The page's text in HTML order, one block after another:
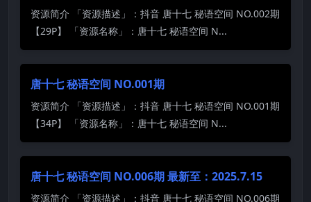
资源简介 「资源描述」：抖音 唐十七 秘语空间 NO.002期
【29P】 「资源名称」：唐十七 秘语空间 N...
唐十七 秘语空间 NO.001期
资源简介 「资源描述」：抖音 唐十七 秘语空间 NO.001期
【34P】 「资源名称」：唐十七 秘语空间 N...
唐十七 秘语空间 NO.006期 最新至：2025.7.15
资源简介 「资源描述」：抖音 唐十七 秘语空间 NO.006期